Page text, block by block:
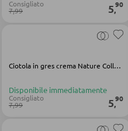
Poltrone imbottite
Poltrone relax
Poltrone TV
Consigliato
7,99 5,90
Ciotola in gres crema Nature Collection
Disponibile immediatamente
Consigliato
7,99 5,90